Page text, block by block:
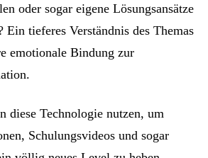
oder sogar eigene Lösungsansätze
Ein tieferes Verständnis des Themas
emotionale Bindung zur
diese Technologie nutzen, um
Schulungsvideos und sogar